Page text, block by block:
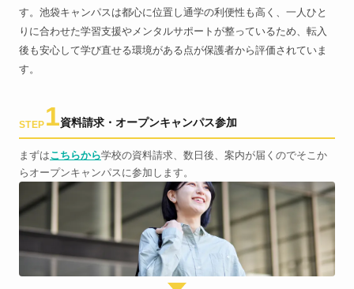
す。池袋キャンパスは都心に位置し通学の利便性も高く、一人ひと
りに合わせた学習支援やメンタルサポートが整っているため、転入
後も安心して学び直せる環境がある点が保護者から評価されていま
す。
STEP 1資料請求・オープンキャンパス参加
まずはこちらから学校の資料請求、数日後、案内が届くのでそこか
らオープンキャンパスに参加します。